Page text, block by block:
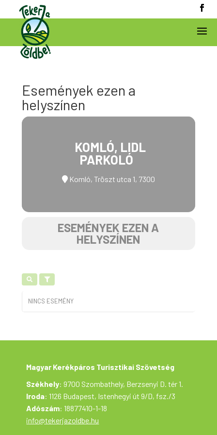
Események ezen a
helyszínen
KOMLÓ, LIDL
PARKOLÓ
Komló, Tröszt utca 1, 7300
ESEMÉNYEK EZEN A
HELYSZÍNEN
NINCS ESEMÉNY
Magyar Kerékpáros Turisztikai Szövetség
Székhely: 9700 Szombathely, Berzsenyi D. tér 1.
Iroda: 1126 Budapest, Istenhegyi út 9/D, fsz./3
Adószám: 18877410-1-18
info@tekerjazoldbe.hu